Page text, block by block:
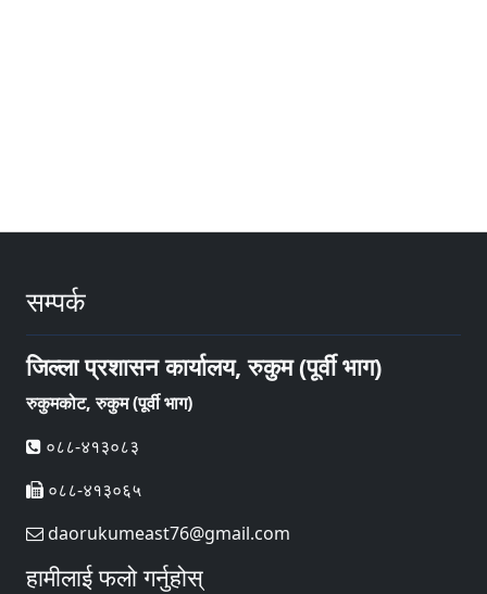
सम्पर्क
जिल्ला प्रशासन कार्यालय, रुकुम (पूर्वी भाग)
रुकुमकोट, रुकुम (पूर्वी भाग)
०८८-४१३०८३
०८८-४१३०६५
daorukumeast76@gmail.com
हामीलाई फलो गर्नुहोस्